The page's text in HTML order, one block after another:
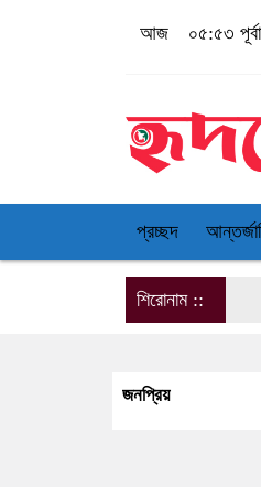
আজ ০৫:৫৩
প্রচ্ছদ
শিরোনাম ::
জনপ্রিয়